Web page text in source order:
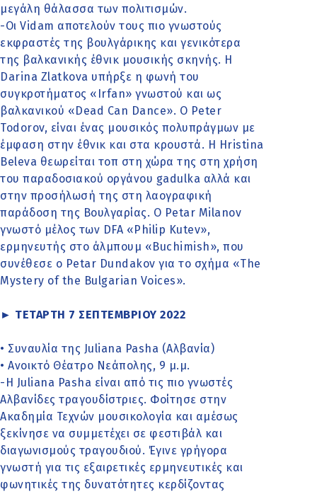
μεγάλη θάλασσα των πολιτισμών.
-Οι Vidam αποτελούν τους πιο γνωστούς
εκφραστές της βουλγάρικης και γενικότερα
της βαλκανικής έθνικ μουσικής σκηνής. H
Darina Zlatkova υπήρξε η φωνή του
συγκροτήματος «Irfan» γνωστού και ως
βαλκανικού «Dead Can Dance». Ο Peter
Todorov, είναι ένας μουσικός πολυπράγμων με
έμφαση στην έθνικ και στα κρουστά. Η Hristina
Beleva θεωρείται τοπ στη χώρα της στη χρήση
του παραδοσιακού οργάνου gadulka αλλά και
στην προσήλωσή της στη λαογραφική
παράδοση της Βουλγαρίας. Ο Petar Milanov
γνωστό μέλος των DFA «Philip Kutev»,
ερμηνευτής στο άλμπουμ «Buchimish», που
συνέθεσε ο Petar Dundakov για το σχήμα «The
Mystery of the Bulgarian Voices».
► ΤΕΤΑΡΤΗ 7 ΣΕΠΤΕΜΒΡΙΟΥ 2022
• Συναυλία της Juliana Pasha (Αλβανία)
• Ανοικτό Θέατρο Νεάπολης, 9 μ.μ.
-Η Juliana Pasha είναι από τις πιο γνωστές
Αλβανίδες τραγουδίστριες. Φοίτησε στην
Ακαδημία Τεχνών μουσικολογία και αμέσως
ξεκίνησε να συμμετέχει σε φεστιβάλ και
διαγωνισμούς τραγουδιού. Έγινε γρήγορα
γνωστή για τις εξαιρετικές ερμηνευτικές και
φωνητικές της δυνατότητες κερδίζοντας